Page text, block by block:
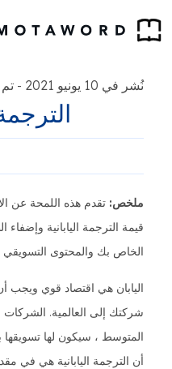
نُشر في 10 يونيو 2021 - تم
ملخص: تقدم هذه اللمحة عن
قيمة الترجمة اليابانية
الخاص بك والمحتوى التسويقي
اليابان هي اقتصاد قوي ويجب
شركتك إلى العالمية. الشركات
المتوسط ، سيكون لها تسويقها
أن الترجمة اليابانية هي في